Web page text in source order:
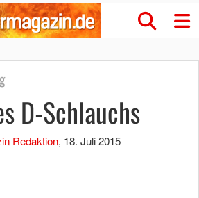
D-Schlauchs
Redaktion, 18. Juli 2015